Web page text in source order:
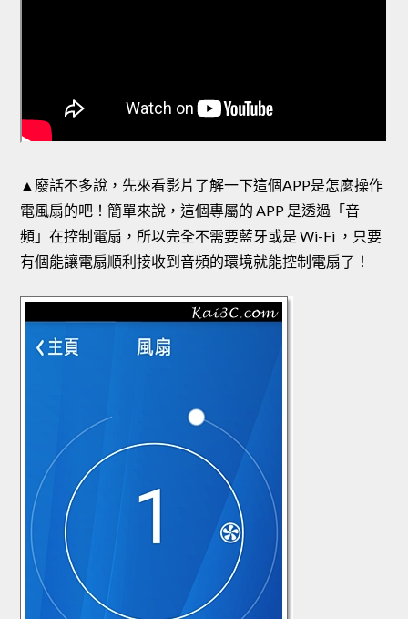
▲廢話不多說，先來看影片了解一下這個APP是怎麼操作
電風扇的吧！簡單來說，這個專屬的 APP 是透過「音
頻」在控制電扇，所以完全不需要藍牙或是 Wi-Fi ，只要
有個能讓電扇順利接收到音頻的環境就能控制電扇了！